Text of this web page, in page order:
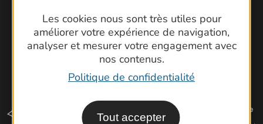
Les cookies nous sont très utiles pour
améliorer votre expérience de navigation,
analyser et mesurer votre engagement avec
nos contenus.
Politique de confidentialité
Tout accepter